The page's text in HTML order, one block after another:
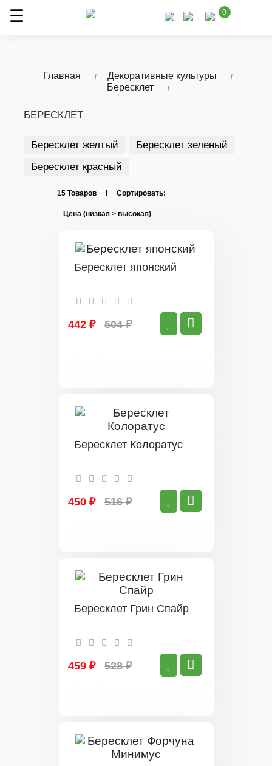
0
Главная
Декоративные культуры
Бересклет
БЕРЕСКЛЕТ
Бересклет желтый
Бересклет зеленый
Бересклет красный
15 Товаров I Сортировать:
Бересклет японский
442 ₽ 504 ₽
Бересклет Колоратус
450 ₽ 516 ₽
Бересклет Грин Спайр
459 ₽ 528 ₽